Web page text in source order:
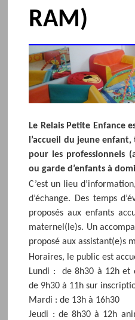
RAM)
Le Relais Petite Enfance
l’accueil du jeune
pour les professionnels
ou garde d’enfants à
C’est un lieu
d’échange. Des temps
proposés aux enfants
maternel(le)s. Un
proposé aux assistant(e)s
Horaires, le public est
Lundi : de 8h30 à 12h et
de 9h30 à 11h sur
Mardi : de 13h à 16h30
Jeudi : de 8h30 à 12h